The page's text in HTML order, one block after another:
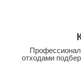
отходами